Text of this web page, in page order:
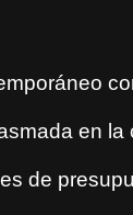
en
de